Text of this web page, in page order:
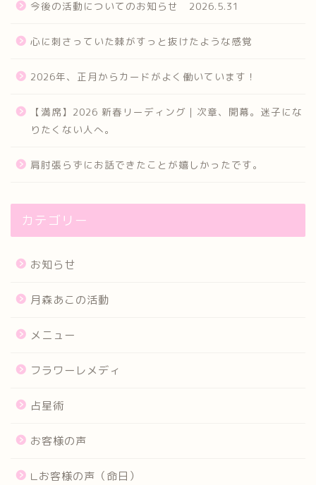
今後の活動についてのお知らせ 2026.5.31
心に刺さっていた棘がすっと抜けたような感覚
2026年、正月からカードがよく働いています！
【満席】2026 新春リーディング｜次章、開幕。迷子にな
りたくない人へ。
肩肘張らずにお話できたことが嬉しかったです。
カテゴリー
お知らせ
月森あこの活動
メニュー
フラワーレメディ
占星術
お客様の声
∟お客様の声（命日）